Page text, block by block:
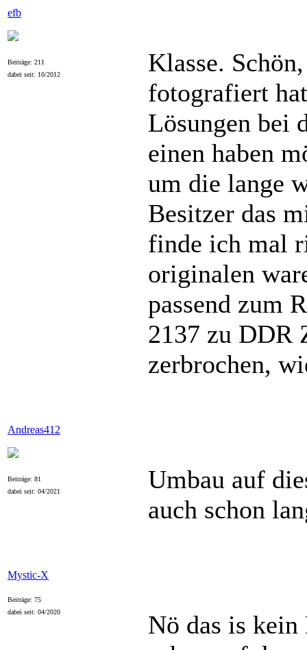
efb
Beiträge: 211
dabei seit: 10/2012
Klasse.
fotografiert
Lösungen bei
einen haben
um die lange
Besitzer das
finde ich mal
originalen
passend zum
2137 zu DDR
zerbrochen,
Andreas412
Beiträge: 81
dabei seit: 04/2021
Umbau auf
auch schon
Mystic-X
Beiträge: 75
dabei seit: 04/2020
Nö das is kein